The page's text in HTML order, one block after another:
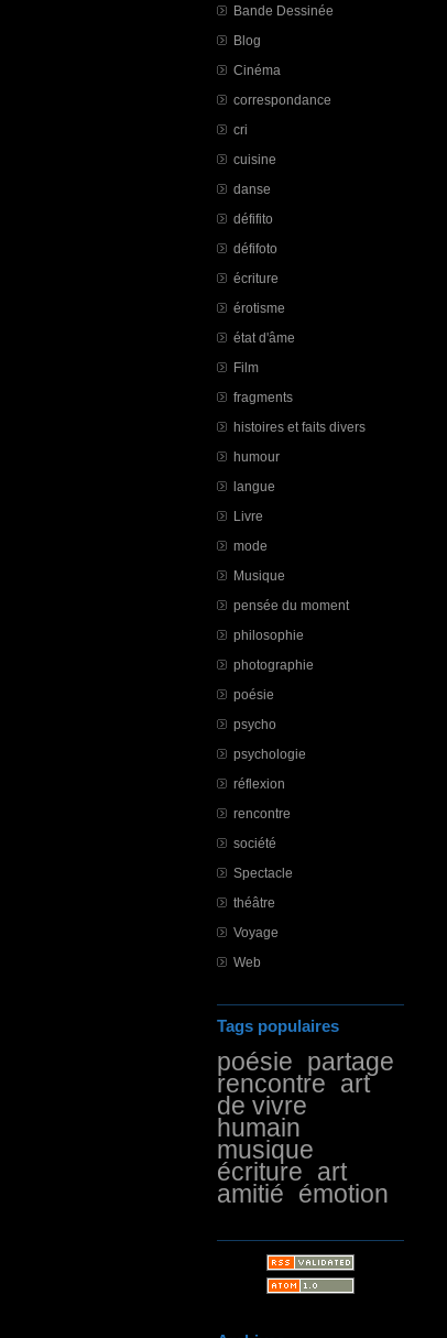
Bande Dessinée
Blog
Cinéma
correspondance
cri
cuisine
danse
défifito
défifoto
écriture
érotisme
état d'âme
Film
fragments
histoires et faits divers
humour
langue
Livre
mode
Musique
pensée du moment
philosophie
photographie
poésie
psycho
psychologie
réflexion
rencontre
société
Spectacle
théâtre
Voyage
Web
Tags populaires
poésie partage
rencontre art
de vivre
humain
musique
écriture art
amitié émotion